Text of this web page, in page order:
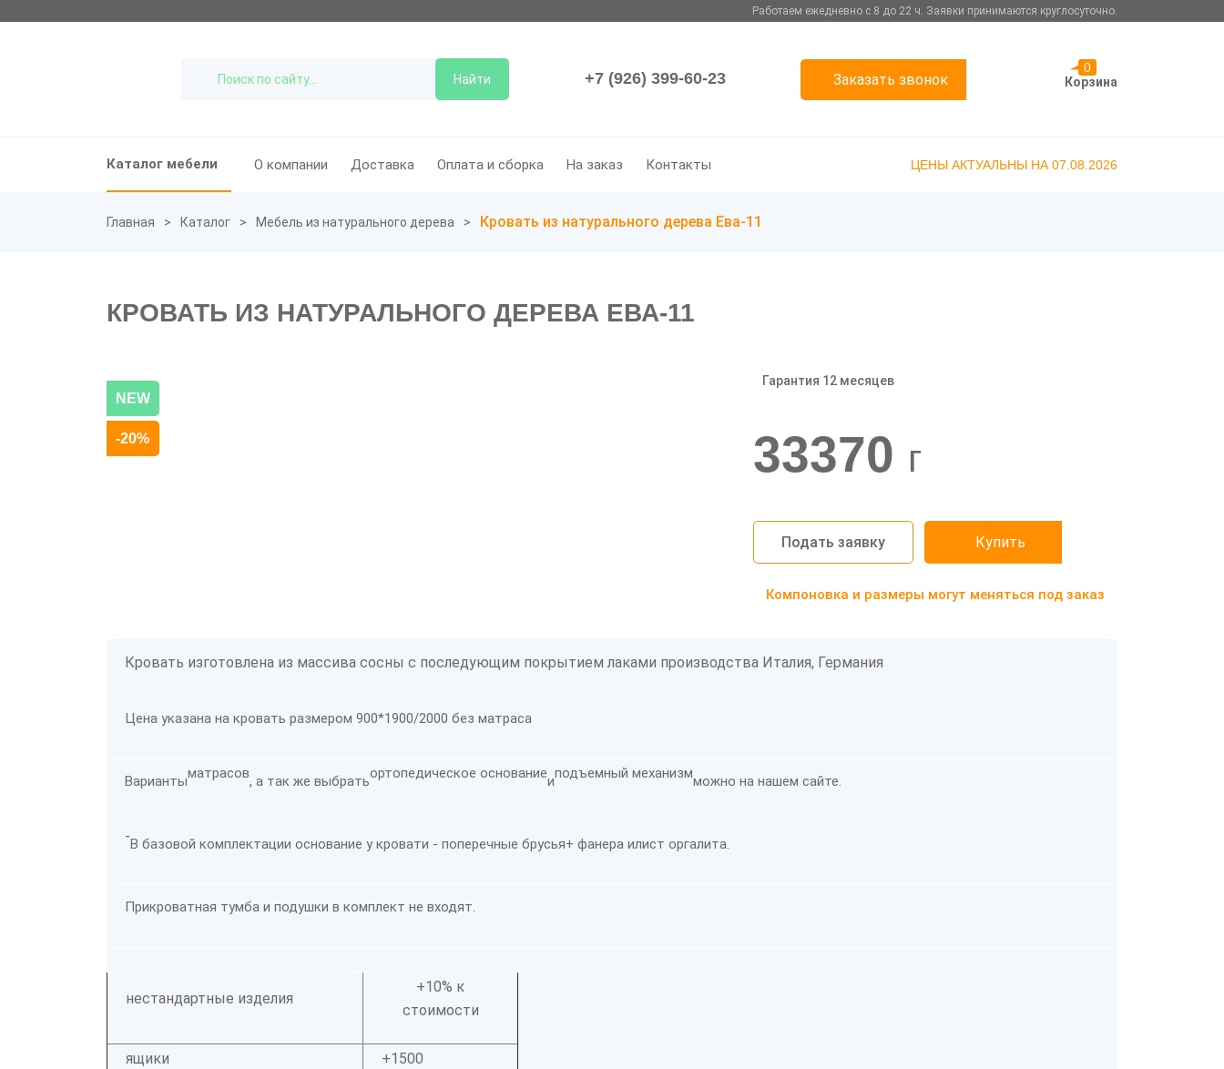
Работаем ежедневно с 8 до 22 ч. Заявки принимаются круглосуточно.
Найти +7 (926) 399-60-23 Заказать звонок
0
Корзина
Каталог мебели О компании Доставка Оплата и сборка На заказ Контакты ЦЕНЫ АКТУАЛЬНЫ НА 07.08.2026
Главная Каталог Мебель из натурального дерева Кровать из натурального дерева Ева-11
КРОВАТЬ ИЗ НАТУРАЛЬНОГО ДЕРЕВА ЕВА-11
NEW
-20%
Гарантия 12 месяцев
33370 г
Подать заявку Купить
Компоновка и размеры могут меняться под заказ
Кровать изготовлена из массива сосны с последующим покрытием лаками производства Италия, Германия
Цена указана на кровать размером 900*1900/2000 без матраса
Вариантыматрасов, а так же выбратьортопедическое основаниеиподъемный механизмможно на нашем сайте.
-В базовой комплектации основание у кровати - поперечные брусья+ фанера илист оргалита.
Прикроватная тумба и подушки в комплект не входят.
нестандартные изделия
+10% к
стоимости
ящики +1500